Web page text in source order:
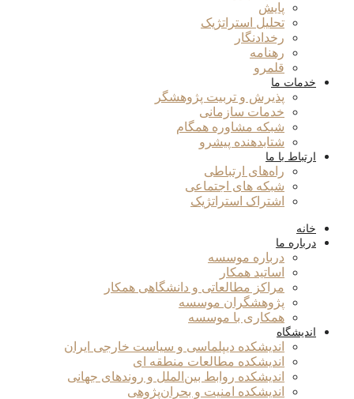
پایش
تحلیل استراتژیک
رخدادنگار
رهنامه
قلمرو
خدمات ما
پذیرش و تربیت پژوهشگر
خدمات سازمانی
شبکه مشاوره همگام
شتابدهنده پیشرو
ارتباط با ما
راه‌های ارتباطی
شبکه های اجتماعی
اشتراک استراتژیک
خانه
درباره ما
درباره موسسه
اساتید همکار
مراکز مطالعاتی و دانشگاهی همکار
پژوهشگران موسسه
همکاری با موسسه
اندیشگاه
اندیشکده دیپلماسی و سیاست خارجی ایران
اندیشکده مطالعات منطقه ای
اندیشکده روابط بین‌الملل و روندهای جهانی
اندیشکده امنیت و بحران‌پژوهی